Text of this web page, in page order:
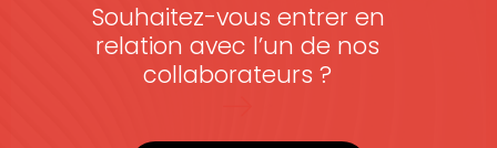
Souhaitez-vous entrer en
relation avec l’un de nos
collaborateurs ?